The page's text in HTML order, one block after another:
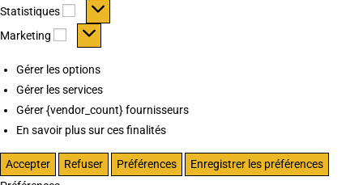
Statistiques Statistiques
Marketing Marketing
Gérer les options
Gérer les services
Gérer {vendor_count} fournisseurs
En savoir plus sur ces finalités
Accepter Refuser Préférences
Enregistrer les préférences